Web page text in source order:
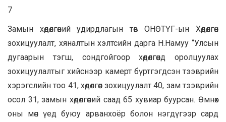
7
Замын хөдөлгөөний удирдлагын төв ОНӨТҮГ-ын Хөдөлгөөн
зохицуулалт, хяналтын хэлтсийн дарга Н.Намуу “Улсын
дугаарын тэгш, сондгойгоор хөдөлгөөнд оролцуулах
зохицуулалтыг хийснээр камерт бүртгэгдсэн тээврийн
хэрэгслийн тоо 41, хөдөлгөөн зохицуулалт 40, зам тээврийн
осол 31, замын хөдөлгөөний саад 65 хувиар буурсан. Өмнөх
оны мөн үед буюу арванхоёр болон нэгдүгээр сард